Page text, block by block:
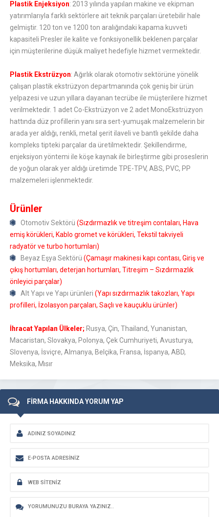
Plastik Enjeksiyon: 2013 yılında yapılan makine ve ekipman
yatırımlarıyla farklı sektörlere ait teknik parçaları üretebilir hale
gelmiştir. 120 ton ve 1200 ton aralığındaki kapama kuvveti
kapasiteli Presler ile kalite ve fonksiyonellik beklenen parçalar
için müşterilerine düşük maliyet hedefiyle hizmet vermektedir.
Plastik Ekstrüzyon: Ağırlık olarak otomotiv sektörüne yönelik
çalışan plastik ekstrüzyon departmanında çok geniş bir ürün
yelpazesi ve uzun yıllara dayanan tecrübe ile müşterilere hizmet
verilmektedir. 1 adet Co-Ekstrüzyon ve 2 adet MonoEkstrüzyon
hattında düz profillerin yanı sıra sert-yumuşak malzemelerin bir
arada yer aldığı, renkli, metal şerit ilaveli ve bantlı şekilde daha
kompleks tipteki parçalar da üretilmektedir. Şekillendirme,
enjeksiyon yöntemi ile köşe kaynak ile birleştirme gibi proseslerin
de yoğun olarak yer aldığı üretimde TPE-TPV, ABS, PVC, PP
malzemeleri işlenmektedir.
Ürünler
Otomotiv Sektörü (Sızdırmazlık ve titreşim contaları, Hava
emiş körükleri, Kablo gromet ve körükleri, Tekstil takviyeli
radyatör ve turbo hortumları)
Beyaz Eşya Sektörü (Çamaşır makinesi kapı contası, Giriş ve
çıkış hortumları, deterjan hortumları, Titreşim – Sızdırmazlık
önleyici parçalar)
Alt Yapı ve Yapı ürünleri (Yapı sızdırmazlık takozları, Yapı
profilleri, İzolasyon parçaları, Saçlı ve kauçuklu ürünler)
İhracat Yapılan Ülkeler; Rusya, Çin, Thailand, Yunanistan,
Macaristan, Slovakya, Polonya, Çek Cumhuriyeti, Avusturya,
Slovenya, İsviçre, Almanya, Belçika, Fransa, İspanya, ABD,
Meksika, Mısır
FİRMA HAKKINDA YORUM YAP